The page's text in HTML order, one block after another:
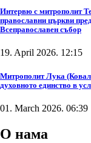
Интервю с митрополит
православни църкви
Всеправославен събор
19. April 2026. 12:15
Митрополит Лука
духовното единство в
01. March 2026. 06:39
О нама